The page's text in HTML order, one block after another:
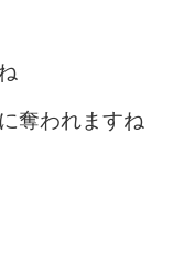
奪われますね